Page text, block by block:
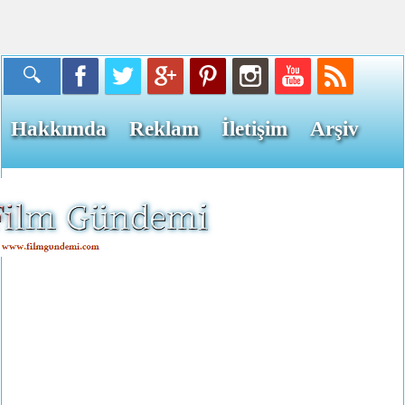
Hakkımda Reklam İletişim Arşiv